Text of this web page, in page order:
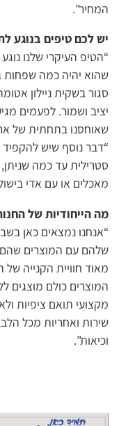
המחיר”.
יש לכם טיפים בנוגע
“הטיפ העיקרי שלנו
שהוא יהיה כמה שפחות
סגור בשקית ניילון
יציב ושמור. לפעמים
שאוחסנו בתחתית של
“דבר נוסף שיש
סטרילית עד כמה
מאכלים או עם אדי
מה הייחודיות של
“אנחנו נמצאים כאן
שלהם עם המוצרים שהם
מאוד חוויית הקנייה
המוצרים כולם מוצגים
מקצועי תואם ציפיות
שירות ואחריות מכל
וכיאות”.